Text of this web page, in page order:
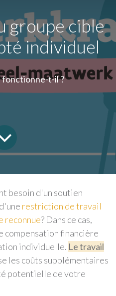
groupe cible
individuel
fonctionne-t-il ?
besoin d'un soutien
restriction de travail
reconnue? Dans ce cas,
compensation financière
individuelle. Le travail
les coûts supplémentaires
potentielle de votre